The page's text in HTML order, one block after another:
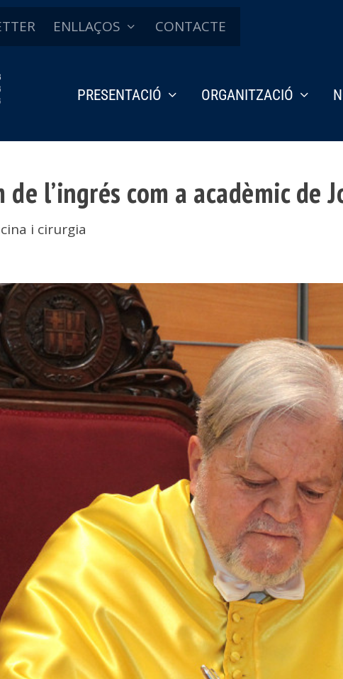
ENLLAÇOS CONTACTE
PRESENTACIÓ ORGANITZACIÓ
l’ingrés com a acadèmic de
i cirurgia